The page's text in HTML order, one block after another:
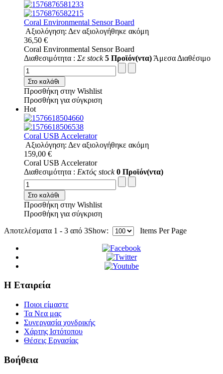
Coral Environmental Sensor Board
Αξιολόγηση: Δεν αξιολογήθηκε ακόμη
36,50 €
Coral Environmental Sensor Board
Διαθεσιμότητα : Σε stock 5 Προϊόν(ντα) Άμεσα Διαθέσιμο
Στο καλάθι
Προσθήκη στην Wishlist
Προσθήκη για σύγκριση
Hot
Coral USB Accelerator
Αξιολόγηση: Δεν αξιολογήθηκε ακόμη
159,00 €
Coral USB Accelerator
Διαθεσιμότητα : Εκτός stock 0 Προϊόν(ντα)
Στο καλάθι
Προσθήκη στην Wishlist
Προσθήκη για σύγκριση
Αποτελέσματα 1 - 3 από 3Show: Items Per Page
Η Εταιρεία
Ποιοι είμαστε
Τα Νεα μας
Συνεργασία χονδρικής
Χάρτης Ιστότοπου
Θέσεις Εργασίας
Βοήθεια